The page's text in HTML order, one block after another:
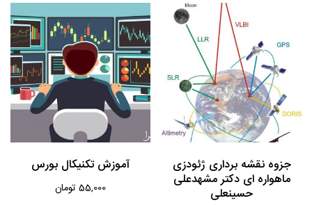
جزوه نقشه برداری ژئودزی
ماهواره ای دکتر مشهدعلی
حسینعلی
آموزش تکنیکال بورس
55,000 تومان